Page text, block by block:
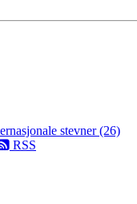
stevner (26)
RSS